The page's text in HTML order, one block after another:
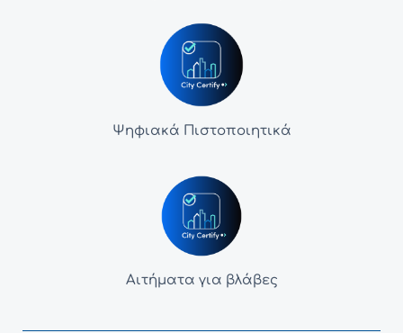
Ψηφιακά Πιστοποιητικά
Αιτήματα για βλάβες